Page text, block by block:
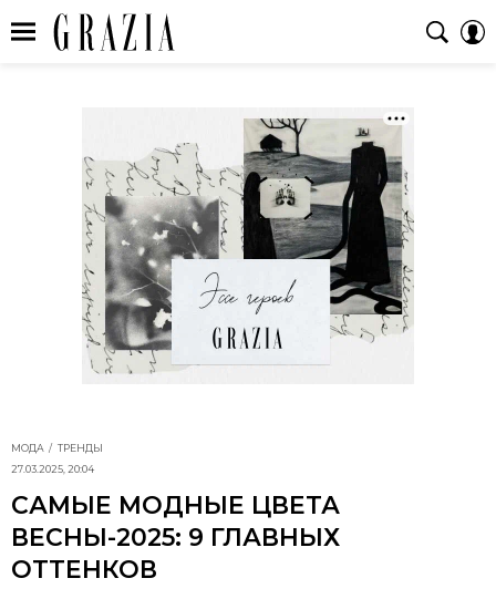
МОДА
ТРЕНДЫ
27.03.2025, 20:04
САМЫЕ МОДНЫЕ ЦВЕТА
ВЕСНЫ-2025: 9 ГЛАВНЫХ
ОТТЕНКОВ